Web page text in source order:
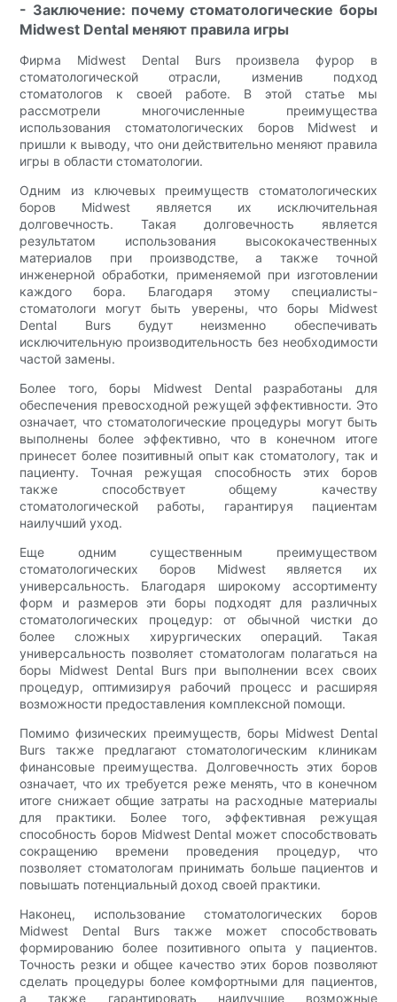
- Заключение: почему стоматологические боры
Midwest Dental меняют правила игры
Фирма Midwest Dental Burs произвела фурор в
стоматологической отрасли, изменив подход
стоматологов к своей работе. В этой статье мы
рассмотрели многочисленные преимущества
использования стоматологических боров Midwest и
пришли к выводу, что они действительно меняют правила
игры в области стоматологии.
Одним из ключевых преимуществ стоматологических
боров Midwest является их исключительная
долговечность. Такая долговечность является
результатом использования высококачественных
материалов при производстве, а также точной
инженерной обработки, применяемой при изготовлении
каждого бора. Благодаря этому специалисты-
стоматологи могут быть уверены, что боры Midwest
Dental Burs будут неизменно обеспечивать
исключительную производительность без необходимости
частой замены.
Более того, боры Midwest Dental разработаны для
обеспечения превосходной режущей эффективности. Это
означает, что стоматологические процедуры могут быть
выполнены более эффективно, что в конечном итоге
принесет более позитивный опыт как стоматологу, так и
пациенту. Точная режущая способность этих боров
также способствует общему качеству
стоматологической работы, гарантируя пациентам
наилучший уход.
Еще одним существенным преимуществом
стоматологических боров Midwest является их
универсальность. Благодаря широкому ассортименту
форм и размеров эти боры подходят для различных
стоматологических процедур: от обычной чистки до
более сложных хирургических операций. Такая
универсальность позволяет стоматологам полагаться на
боры Midwest Dental Burs при выполнении всех своих
процедур, оптимизируя рабочий процесс и расширяя
возможности предоставления комплексной помощи.
Помимо физических преимуществ, боры Midwest Dental
Burs также предлагают стоматологическим клиникам
финансовые преимущества. Долговечность этих боров
означает, что их требуется реже менять, что в конечном
итоге снижает общие затраты на расходные материалы
для практики. Более того, эффективная режущая
способность боров Midwest Dental может способствовать
сокращению времени проведения процедур, что
позволяет стоматологам принимать больше пациентов и
повышать потенциальный доход своей практики.
Наконец, использование стоматологических боров
Midwest Dental Burs также может способствовать
формированию более позитивного опыта у пациентов.
Точность резки и общее качество этих боров позволяют
сделать процедуры более комфортными для пациентов,
а также гарантировать наилучшие возможные